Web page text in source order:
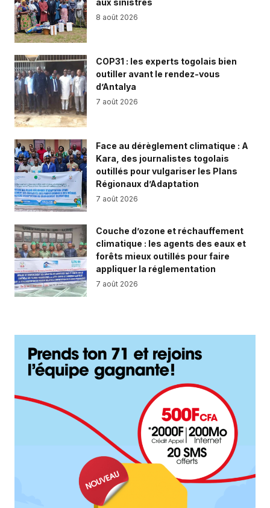
8 août 2026
COP31 : les experts togolais bien
outiller avant le rendez-vous
d’Antalya
7 août 2026
Face au dérèglement climatique : A
Kara, des journalistes togolais
outillés pour vulgariser les Plans
Régionaux d’Adaptation
7 août 2026
Couche d’ozone et réchauffement
climatique : les agents des eaux et
forêts mieux outillés pour faire
appliquer la réglementation
7 août 2026